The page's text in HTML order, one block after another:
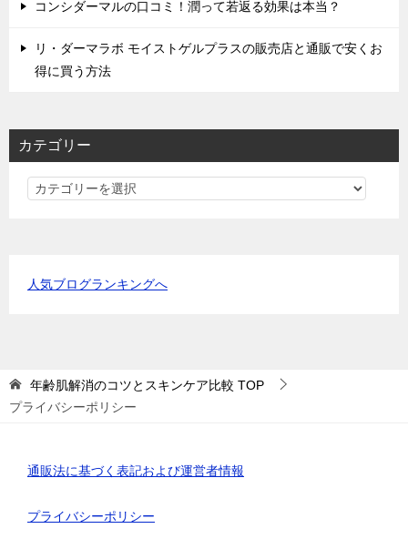
コンシダーマルの口コミ！潤って若返る効果は本当？
リ・ダーマラボ モイストゲルプラスの販売店と通販で安くお
得に買う方法
カテゴリー
カ
ー
人気ブログランキングへ
年齢肌解消のコツとスキンケア比較 TOP
プライバシーポリシー
通販法に基づく表記および運営者情報
プライバシーポリシー